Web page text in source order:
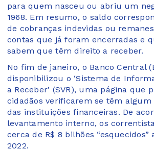
para quem nasceu ou abriu um
1968. Em resumo, o saldo
de cobranças indevidas ou
contas que já foram encerradas e
sabem que têm direito a receber.
No fim de janeiro, o Banco Central
disponibilizou o ‘Sistema de
a Receber’ (SVR), uma página que
cidadãos verificarem se têm algum
das instituições financeiras. De
levantamento interno, os
cerca de R$ 8 bilhões “esquecidos”
2022.